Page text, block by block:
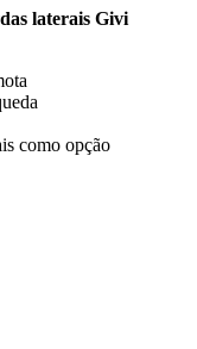
laterais Givi
como opção